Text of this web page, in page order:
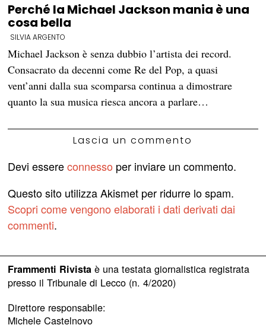
Perché la Michael Jackson mania è una
cosa bella
SILVIA ARGENTO
Michael Jackson è senza dubbio l’artista dei record.
Consacrato da decenni come Re del Pop, a quasi
vent’anni dalla sua scomparsa continua a dimostrare
quanto la sua musica riesca ancora a parlare…
Lascia un commento
Devi essereconnesso per inviare un commento.
Questo sito utilizza Akismet per ridurre lo spam.
Scopri come vengono elaborati i dati derivati dai
commenti.
Frammenti Rivistaè una testata giornalistica registrata
presso il Tribunale di Lecco (n. 4/2020)
Direttore responsabile:
Michele Castelnovo